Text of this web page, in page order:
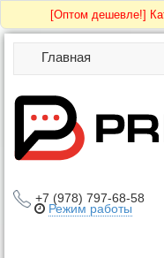
[Оптом дешевле!]
Главная
+7 (978) 797-68-58
Режим работы